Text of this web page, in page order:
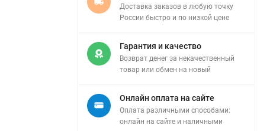
Доставка заказов в любую точку
России быстро и по низкой цене
Гарантия и качество
Возврат денег за некачественный
товар или обмен на новый
Онлайн оплата на сайте
Оплата различными способами:
онлайн на сайте и наличными